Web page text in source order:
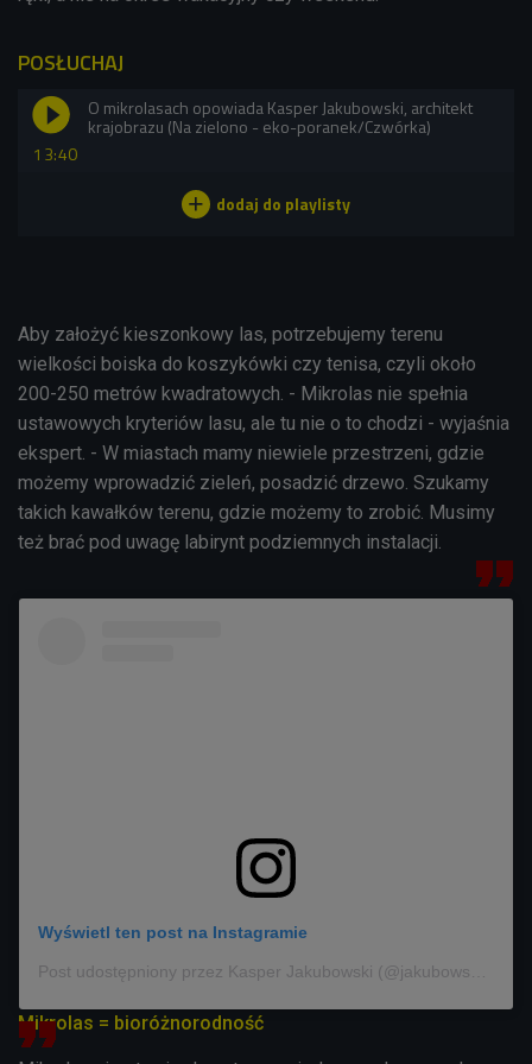
POSŁUCHAJ
13:40
O mikrolasach opowiada Kasper Jakubowski, architekt
krajobrazu (Na zielono - eko-poranek/Czwórka)
Aby założyć kieszonkowy las, potrzebujemy terenu
wielkości boiska do koszykówki czy tenisa, czyli około
200-250 metrów kwadratowych. - Mikrolas nie spełnia
ustawowych kryteriów lasu, ale tu nie o to chodzi - wyjaśnia
ekspert. - W miastach mamy niewiele przestrzeni, gdzie
możemy wprowadzić zieleń, posadzić drzewo. Szukamy
takich kawałków terenu, gdzie możemy to zrobić. Musimy
też brać pod uwagę labirynt podziemnych instalacji.
Wyświetl ten post na Instagramie
Mikrolas = bioróżnorodność